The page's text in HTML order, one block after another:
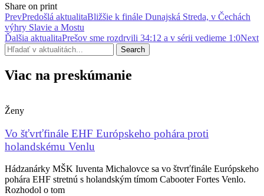
Share on print
PrevPredošlá aktualitaBližšie k finále Dunajská Streda, v Čechách
výhry Slavie a Mostu
Ďalšia aktualitaPrešov sme rozdrvili 34:12 a v sérii vedieme 1:0Next
Search
Viac na preskúmanie
Ženy
Vo šťvrťfinále EHF Európskeho pohára proti
holandskému Venlu
Hádzanárky MŠK Iuventa Michalovce sa vo štvrťfinále Európskeho
pohára EHF stretnú s holandským tímom Cabooter Fortes Venlo.
Rozhodol o tom